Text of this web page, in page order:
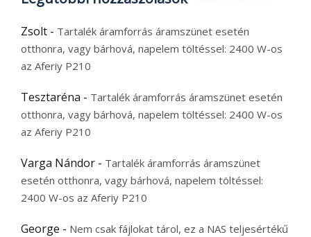
Zsolt - Tartalék áramforrás áramszünet esetén
otthonra, vagy bárhová, napelem töltéssel: 2400 W-os
az Aferiy P210
Tesztaréna - Tartalék áramforrás áramszünet esetén
otthonra, vagy bárhová, napelem töltéssel: 2400 W-os
az Aferiy P210
Varga Nándor - Tartalék áramforrás áramszünet
esetén otthonra, vagy bárhová, napelem töltéssel:
2400 W-os az Aferiy P210
George - Nem csak fájlokat tárol, ez a NAS teljesértékű